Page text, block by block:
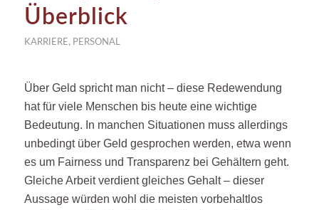
Überblick
KARRIERE , PERSONAL
Über Geld spricht man nicht – diese Redewendung
hat für viele Menschen bis heute eine wichtige
Bedeutung. In manchen Situationen muss allerdings
unbedingt über Geld gesprochen werden, etwa wenn
es um Fairness und Transparenz bei Gehältern geht.
Gleiche Arbeit verdient gleiches Gehalt – dieser
Aussage würden wohl die meisten vorbehaltlos